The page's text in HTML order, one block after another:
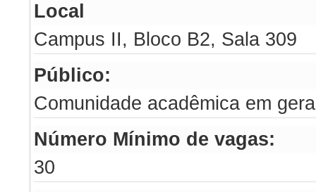
Local
Campus II, Bloco B2, Sala 309
Público:
Comunidade acadêmica em
Número Mínimo de vagas:
30